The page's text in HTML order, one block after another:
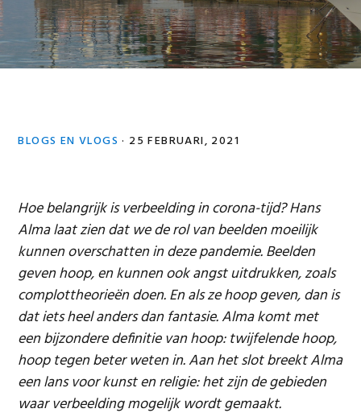
BLOGS EN VLOGS · 25 FEBRUARI, 2021
Hoe belangrijk is verbeelding in corona-tijd? Hans
Alma laat zien dat we de rol van beelden moeilijk
kunnen overschatten in deze pandemie. Beelden
geven hoop, en kunnen ook angst uitdrukken, zoals
complottheorieën doen. En als ze hoop geven, dan is
dat iets heel anders dan fantasie. Alma komt met
een bijzondere definitie van hoop: twijfelende hoop,
hoop tegen beter weten in. Aan het slot breekt Alma
een lans voor kunst en religie: het zijn de gebieden
waar verbeelding mogelijk wordt gemaakt.